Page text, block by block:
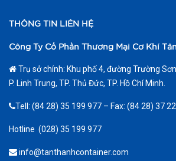
THÔNG TIN LIÊN HỆ
Công Ty Cổ Phần Thương Mại Cơ Khí
Trụ sở chính: Khu phố 4, đường Trường
P. Linh Trung, TP. Thủ Đức, TP. Hồ Chí Minh.
Tell: (84 28) 35 199 977 – Fax: (84 28) 37
Hotline (028) 35 199 977
info@tanthanhcontainer.com